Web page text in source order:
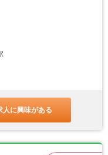
人に興味がある